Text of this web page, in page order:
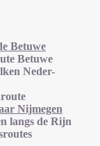
Betuwe
Betuwe
Neder-
Nijmegen
langs de Rijn